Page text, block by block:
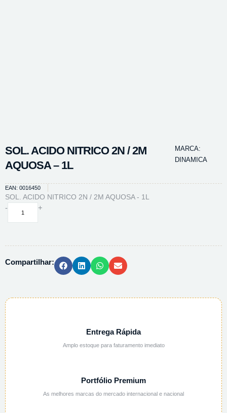
SOL. ACIDO NITRICO 2N / 2M
AQUOSA – 1L
MARCA:
DINAMICA
EAN: 0016450
SOL. ACIDO NITRICO 2N / 2M AQUOSA - 1L
-
SOL.
2M
1L
quantidade
+
Compartilhar:
Entrega Rápida
Amplo estoque para faturamento imediato
Portfólio Premium
As melhores marcas do mercado internacional e nacional